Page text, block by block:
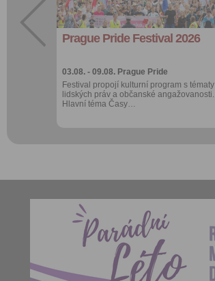
Prague Pride Festival 2026
03.08. - 09.08. Prague Pride
Festival propojí kulturní program s tématy
lidských práv a občanské angažovanosti.
Hlavní téma Časy…
export do
kalendáře
Více výhod pro